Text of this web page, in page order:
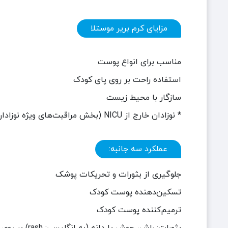
مزایای کرم بریر موستلا
مناسب برای انواع پوست
استفاده راحت بر روی پای کودک
سازگار با محیط زیست
* نوزادان خارج از NICU (بخش مراقبت‌های ویژه
عملکرد سه جانبه:
جلوگیری از بثورات و تحریکات پوشک
تسکین‌دهنده پوست کودک
ترمیم‌کننده پوست کودک